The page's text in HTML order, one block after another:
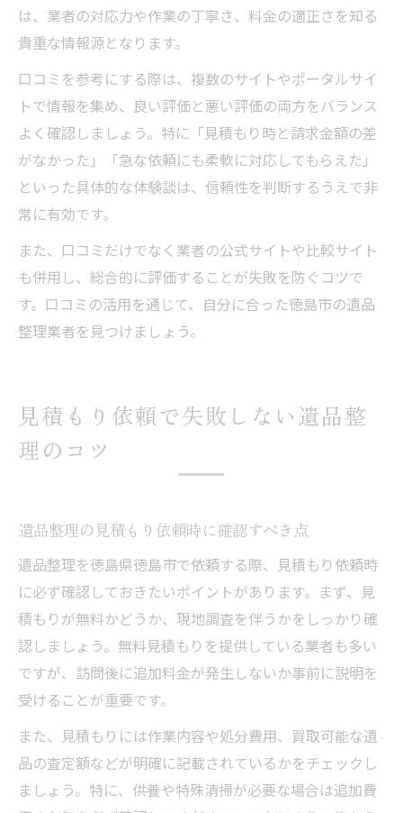
は、業者の対応力や作業の丁寧さ、料金の適正さを知る
貴重な情報源となります。
口コミを参考にする際は、複数のサイトやポータルサイ
トで情報を集め、良い評価と悪い評価の両方をバランス
よく確認しましょう。特に「見積もり時と請求金額の差
がなかった」「急な依頼にも柔軟に対応してもらえた」
といった具体的な体験談は、信頼性を判断するうえで非
常に有効です。
また、口コミだけでなく業者の公式サイトや比較サイト
も併用し、総合的に評価することが失敗を防ぐコツで
す。口コミの活用を通じて、自分に合った徳島市の遺品
整理業者を見つけましょう。
見積もり依頼で失敗しない遺品整
理のコツ
遺品整理の見積もり依頼時に確認すべき点
遺品整理を徳島県徳島市で依頼する際、見積もり依頼時
に必ず確認しておきたいポイントがあります。まず、見
積もりが無料かどうか、現地調査を伴うかをしっかり確
認しましょう。無料見積もりを提供している業者も多い
ですが、訪問後に追加料金が発生しないか事前に説明を
受けることが重要です。
また、見積もりには作業内容や処分費用、買取可能な遺
品の査定額などが明確に記載されているかをチェックし
ましょう。特に、供養や特殊清掃が必要な場合は追加費